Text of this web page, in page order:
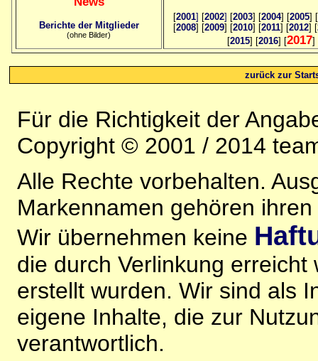
Berichte der Mitglieder
(ohne Bilder)
[2001] [2002] [2003] [2004] [2005] [
[2008] [2009] [2010] [2011] [2012] [
[2015] [2016] [2017]
zurück zur
Für die Richtigkeit der
Copyright © 2001 / 2014
Alle Rechte vorbehalten.
Markennamen gehören
Wir übernehmen keine
die durch Verlinkung
erstellt wurden. Wir sind als
eigene Inhalte, die zur
verantwortlich.